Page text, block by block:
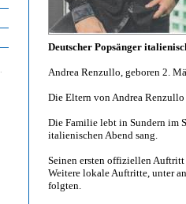
Deutscher Popsänger
Andrea Renzullo, geboren 2.
Die Eltern von Andrea
Die Familie lebt in Sundern im
italienischen Abend sang.
Seinen ersten offiziellen Auftritt
Weitere lokale Auftritte, unter
folgten.